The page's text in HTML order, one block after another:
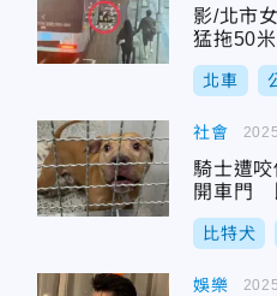
影/北市
猛拖50
北車
社會
騎士遭
開車門
比特犬
娛樂